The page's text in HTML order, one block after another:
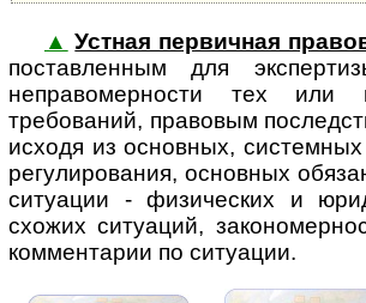
▲ Устная первичная
поставленным для
неправомерности тех или
требований, правовым
исходя из основных,
регулирования, основных
ситуации - физических и
схожих ситуаций,
комментарии по ситуации.